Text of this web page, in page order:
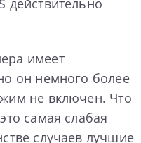
имеет
он немного более
не включен. Что
самая слабая
случаев лучшие